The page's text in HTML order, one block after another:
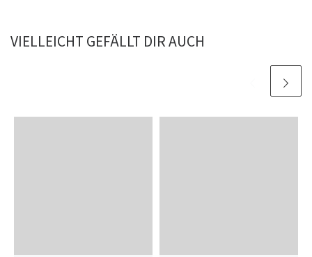
VIELLEICHT GEFÄLLT DIR AUCH